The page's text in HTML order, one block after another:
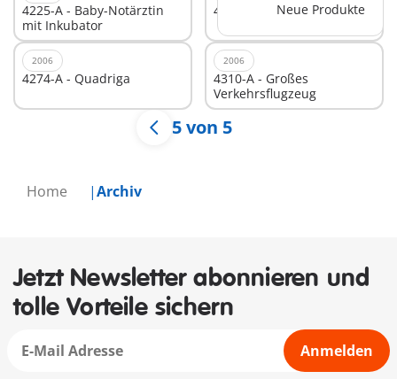
Home Archiv
Neue Produkte
4225-A - Baby-Notärztin
mit Inkubator
4270-A - Arena
2006
4274-A - Quadriga
2006
4310-A - Großes
Verkehrsflugzeug
5 von 5
Jetzt Newsletter abonnieren und
tolle Vorteile sichern
Anmelden